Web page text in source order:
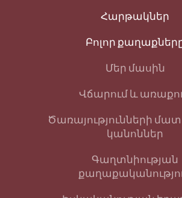
Հարթակներ
Բոլոր
Մեր մասին
Վճարում և
Ծառայությունների
կանոններ
Գաղտնիության